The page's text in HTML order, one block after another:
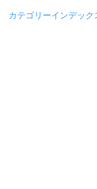
カテゴリーインデック